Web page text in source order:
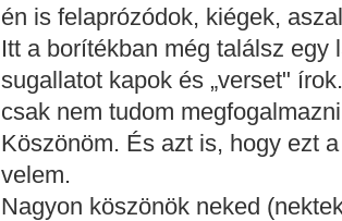
én is felaprózódok, kiégek,
Itt a borítékban még találsz egy
sugallatot kapok és „verset"
csak nem tudom
Köszönöm. És azt is, hogy ezt
velem.
Nagyon köszönök neked